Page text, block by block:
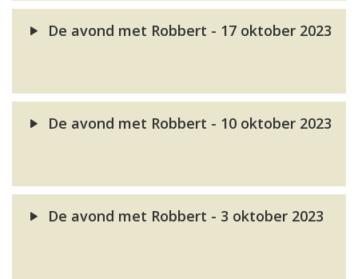
De avond met Robbert - 17 oktober 2023
De avond met Robbert - 10 oktober 2023
De avond met Robbert - 3 oktober 2023